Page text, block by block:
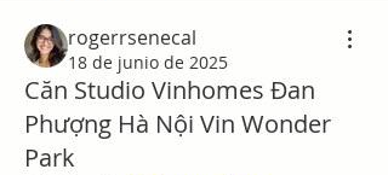
rogerrsenecal
18 de junio de 2025
Căn Studio Vinhomes Đan
Phượng Hà Nội Vin Wonder
Park